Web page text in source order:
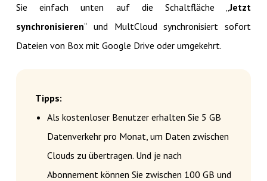
Sie einfach unten auf die Schaltfläche „Jetzt
synchronisieren“ und MultCloud synchronisiert sofort
Dateien von Box mit Google Drive oder umgekehrt.
Tipps:
Als kostenloser Benutzer erhalten Sie 5 GB
Datenverkehr pro Monat, um Daten zwischen
Clouds zu übertragen. Und je nach
Abonnement können Sie zwischen 100 GB und